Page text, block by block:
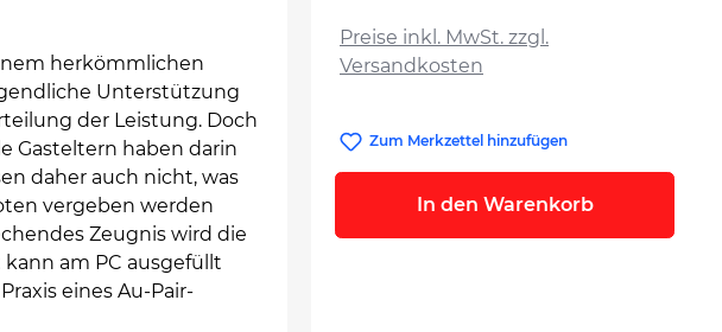
herkömmlichen
Unterstützung
der Leistung. Doch
Gasteltern haben darin
daher auch nicht, was
vergeben werden
Zeugnis wird die
am PC ausgefüllt
eines Au-Pair-
Preise inkl. MwSt. zzgl.
Versandkosten
Zum Merkzettel hinzufügen
In den Warenkorb